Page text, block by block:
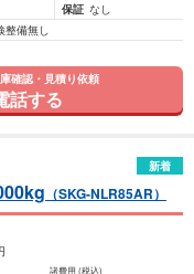
保証 なし
整備無し
確認・見積り依頼
話する
新着
（SKG-NLR85AR）
諸費用 (税込)